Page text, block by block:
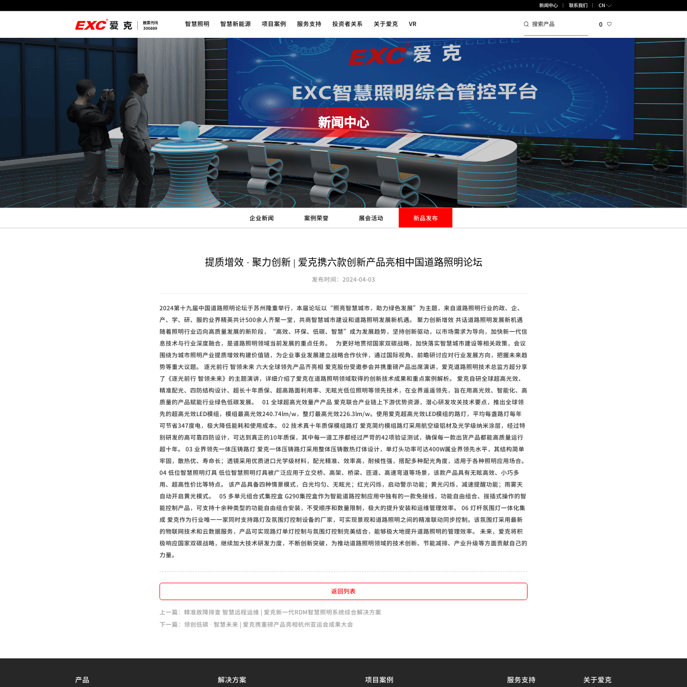
新闻中心 联系我们 CN
智慧照明 智慧新能源 项目案例 服务支持 投资者关系 关于爱克 VR 0
新闻中心
企业新闻 案例荣誉 展会活动 新品发布
提质增效 · 聚力创新 | 爱克携六款创新产品亮相中国道路照明论坛
发布时间：2024-04-03
2024第十九届中国道路照明论坛于苏州隆重举行，本届论坛以“照亮智慧城市，助力绿色发展”为主题，来自道路照明行业的政、企、
产、学、研、服的业界精英共计500余人齐聚一堂，共商智慧城市建设和道路照明发展新机遇。 聚力创新增效 共话道路照明发展新机遇
随着照明行业迈向高质量发展的新阶段，“高效、环保、低碳、智慧”成为发展趋势，坚持创新驱动，以市场需求为导向，加快新一代信
息技术与行业深度融合，是道路照明领域当前发展的重点任务。 为更好地贯彻国家双碳战略，加快落实智慧城市建设等相关政策，会议
围绕为城市照明产业提质增效构建价值链，为企业事业发展建立战略合作伙伴，通过国际视角、前瞻研讨应对行业发展方向，把握未来趋
势等重大议题。 逐光前行 智领未来 六大全球领先产品齐亮相 爱克股份受邀参会并携重磅产品出席演讲，爱克道路照明技术总监方超分享
了《逐光前行 智领未来》的主题演讲，详细介绍了爱克在道路照明领域取得的创新技术成果和重点案例解析。 爱克自研全球超高光效、
精准配光、四防结构设计、超长十年质保、超高路面利用率、无眩光低位照明等领先技术，在业界遥遥领先，旨在用高光效、智能化、高
质量的产品赋能行业绿色低碳发展。 01 全球超高光效量产产品 爱克联合产业链上下游优势资源，潜心研发攻关技术要点，推出全球领
先的超高光效LED模组，模组最高光效240.74lm/w，整灯最高光效226.3lm/w。使用爱克超高光效LED模组的路灯，平均每盏路灯每年
可节省347度电，极大降低能耗和使用成本。 02 技术真十年质保模组路灯 爱克简约模组路灯采用航空级铝材及光学级纳米涂层，经过特
别研发的高可靠四防设计，可达到真正的10年质保，其中每一道工序都经过严苛的42项验证测试，确保每一款出货产品都能高质量运行
超十年。 03 业界领先一体压铸路灯 爱克一体压铸路灯采用整体压铸散热灯体设计，单灯头功率可达400W属业界领先水平，其结构简单
牢固，散热优、寿命长；透镜采用优质进口光学级材料，配光精准、效率高，耐候性强，搭配多种配光角度，适用于各种照明应用场合。
04 低位智慧照明灯具 低位智慧照明灯具被广泛应用于立交桥、高架、桥梁、匝道、高速弯道等场景，该款产品具有无眩高效、小巧多
用、超高性价比等特点。 该产品具备四种情景模式，白光均匀、无眩光；红光闪烁，启动警示功能；黄光闪烁，减速提醒功能；雨雾天
自动开启黄光模式。 05 多单元组合式集控盒 G290集控盒作为智能道路控制应用中独有的一款免接线，功能自由组合、拔插式操作的智
能控制产品，可支持十余种类型的功能自由组合安装，不受顺序和数量限制，极大的提升安装和运维管理效率。 06 灯杆氛围灯一体化集
成 爱克作为行业唯一一家同时支持路灯及氛围灯控制设备的厂家，可实现景观和道路照明之间的精准联动同步控制。该氛围灯采用最新
的物联网技术和云数据服务，产品可实现路灯单灯控制与氛围灯控制完美结合，能够极大地提升道路照明的管理效率。 未来，爱克将积
极响应国家双碳战略，继续加大技术研发力度，不断创新突破，为推动道路照明领域的技术创新、节能减排、产业升级等方面贡献自己的
力量。
返回列表
上一篇：精准故障排查 智慧远程运维 | 爱克新一代RDM智慧照明系统综合解决方案
下一篇：领创低碳 · 智慧未来 | 爱克携重磅产品亮相杭州亚运会成果大会
产品 解决方案 项目案例 服务支持 关于爱克